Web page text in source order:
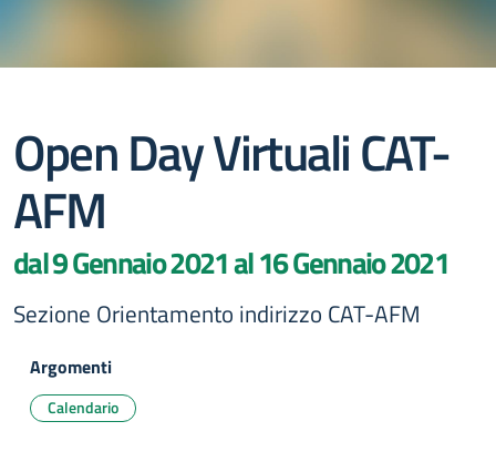
Open Day Virtuali CAT-
AFM
dal 9 Gennaio 2021 al 16 Gennaio 2021
Sezione Orientamento indirizzo CAT-AFM
Argomenti
Calendario